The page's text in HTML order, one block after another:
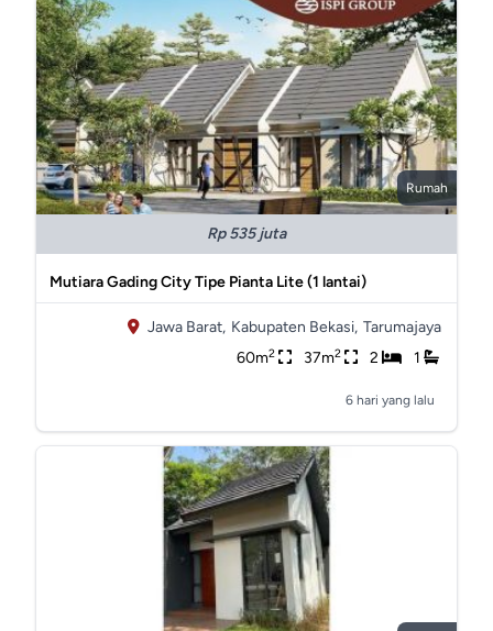
Rumah
Rp 535 juta
Mutiara Gading City Tipe Pianta Lite (1 lantai)
Jawa Barat, Kabupaten Bekasi, Tarumajaya
60m2 37m2 2 1
6 hari yang lalu